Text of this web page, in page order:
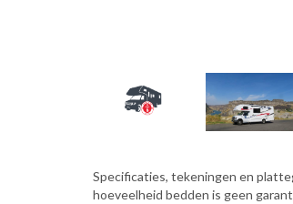
Specificaties, tekeningen en
hoeveelheid bedden is geen